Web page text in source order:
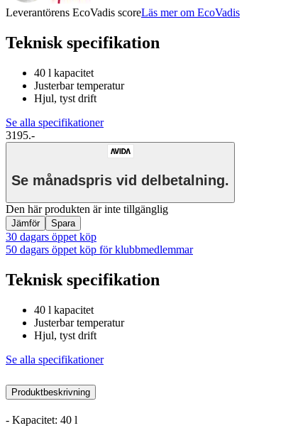
Leverantörens EcoVadis scoreLäs mer om EcoVadis
Teknisk specifikation
40 l kapacitet
Justerbar temperatur
Hjul, tyst drift
Se alla specifikationer
3195.-
Se månadspris vid delbetalning.
Den här produkten är inte tillgänglig
Jämför Spara
30 dagars öppet köp
50 dagars öppet köp för klubbmedlemmar
Teknisk specifikation
40 l kapacitet
Justerbar temperatur
Hjul, tyst drift
Se alla specifikationer
Produktbeskrivning
- Kapacitet: 40 l